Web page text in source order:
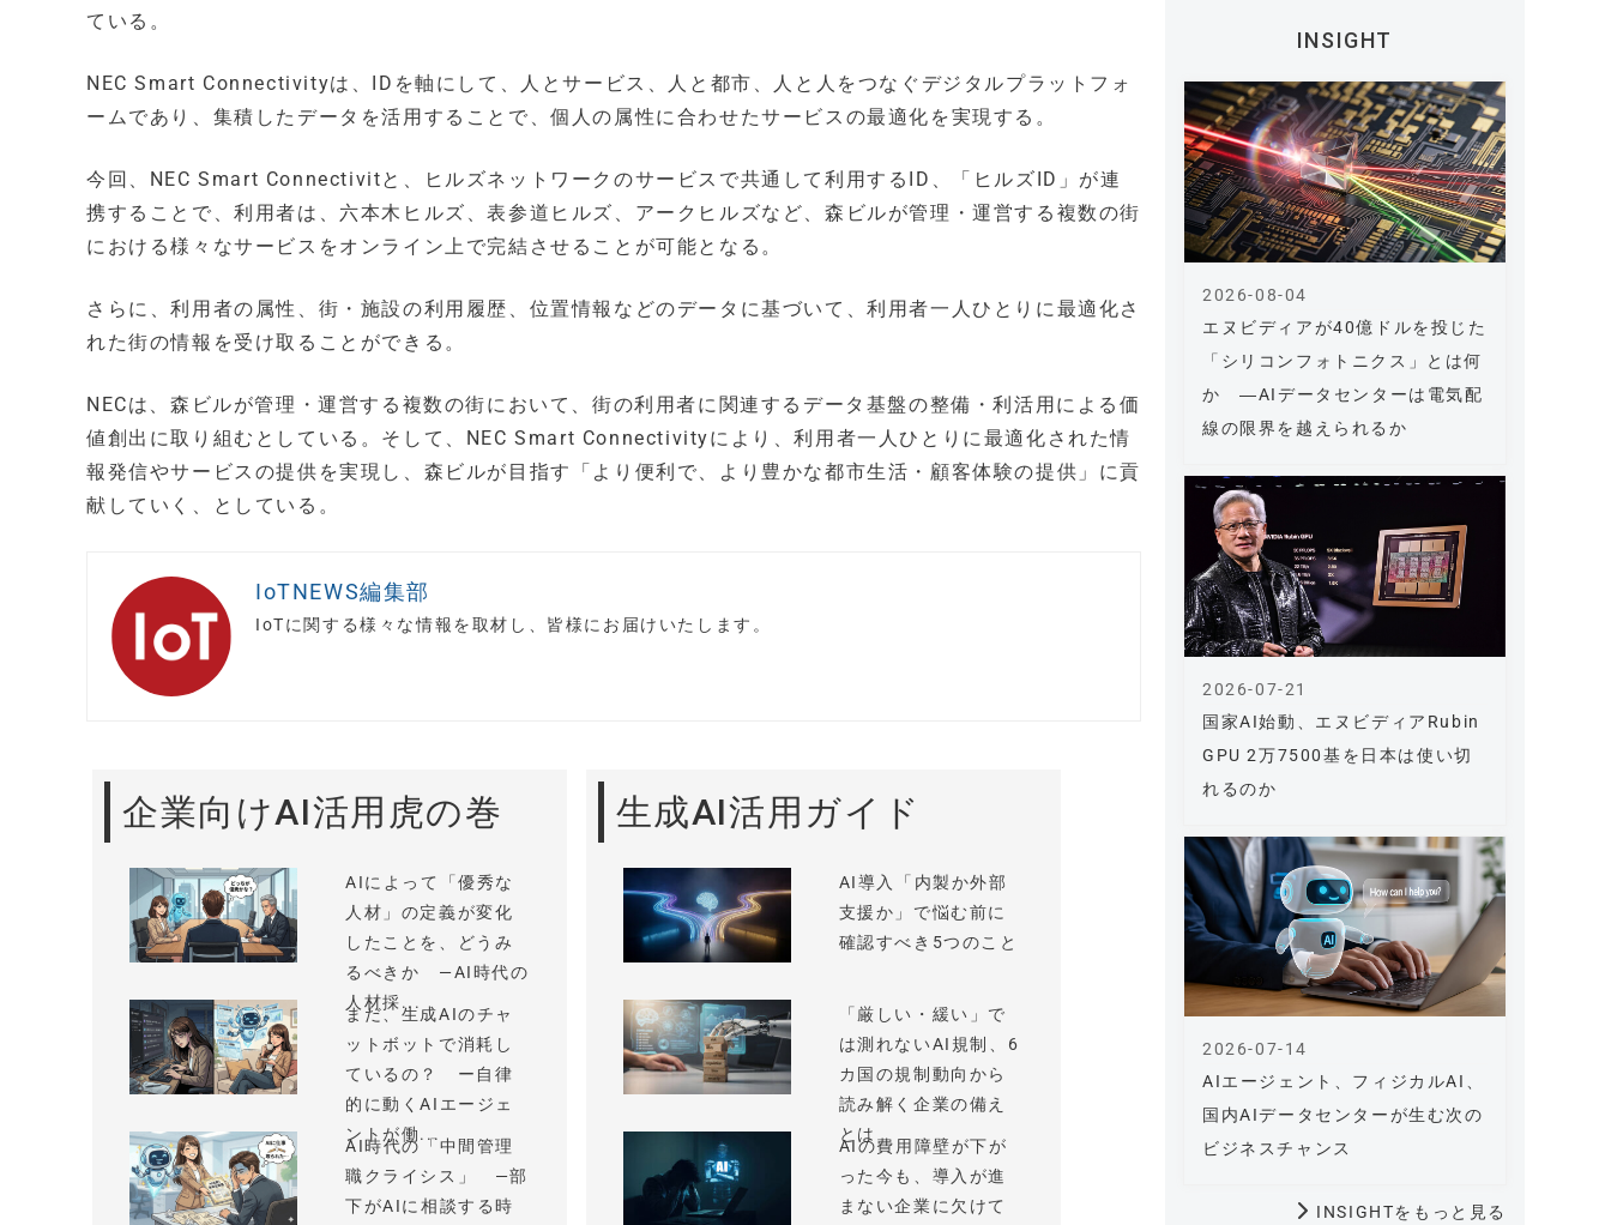
ている。
NEC Smart Connectivityは、IDを軸にして、人とサービス、人と都市、人と人をつなぐデジタルプラットフォ
ームであり、集積したデータを活用することで、個人の属性に合わせたサービスの最適化を実現する。
今回、NEC Smart Connectivitと、ヒルズネットワークのサービスで共通して利用するID、「ヒルズID」が連
携することで、利用者は、六本木ヒルズ、表参道ヒルズ、アークヒルズなど、森ビルが管理・運営する複数の街
における様々なサービスをオンライン上で完結させることが可能となる。
さらに、利用者の属性、街・施設の利用履歴、位置情報などのデータに基づいて、利用者一人ひとりに最適化さ
れた街の情報を受け取ることができる。
NECは、森ビルが管理・運営する複数の街において、街の利用者に関連するデータ基盤の整備・利活用による価
値創出に取り組むとしている。そして、NEC Smart Connectivityにより、利用者一人ひとりに最適化された情
報発信やサービスの提供を実現し、森ビルが目指す「より便利で、より豊かな都市生活・顧客体験の提供」に貢
献していく、としている。
IoTNEWS編集部
IoTに関する様々な情報を取材し、皆様にお届けいたします。
企業向けAI活用虎の巻
AIによって「優秀な
人材」の定義が変化
したことを、どうみ
るべきか —AI時代の
人材採...
まだ、生成AIのチャ
ットボットで消耗し
ているの？ ー自律
的に動くAIエージェ
ントが働...
AI時代の「中間管理
職クライシス」 —部
下がAIに相談する時
生成AI活用ガイド
AI導入「内製か外部
支援か」で悩む前に
確認すべき5つのこと
「厳しい・緩い」で
は測れないAI規制、6
カ国の規制動向から
読み解く企業の備え
とは
AIの費用障壁が下が
った今も、導入が進
まない企業に欠けて
INSIGHT
エヌビディアが40億ドルを投じた
「シリコンフォトニクス」とは何
か ―AIデータセンターは電気配
線の限界を越えられるか
2026-08-04
国家AI始動、エヌビディアRubin
GPU 2万7500基を日本は使い切
れるのか
2026-07-21
AIエージェント、フィジカルAI、
国内AIデータセンターが生む次の
ビジネスチャンス
2026-07-14
INSIGHTをもっと見る